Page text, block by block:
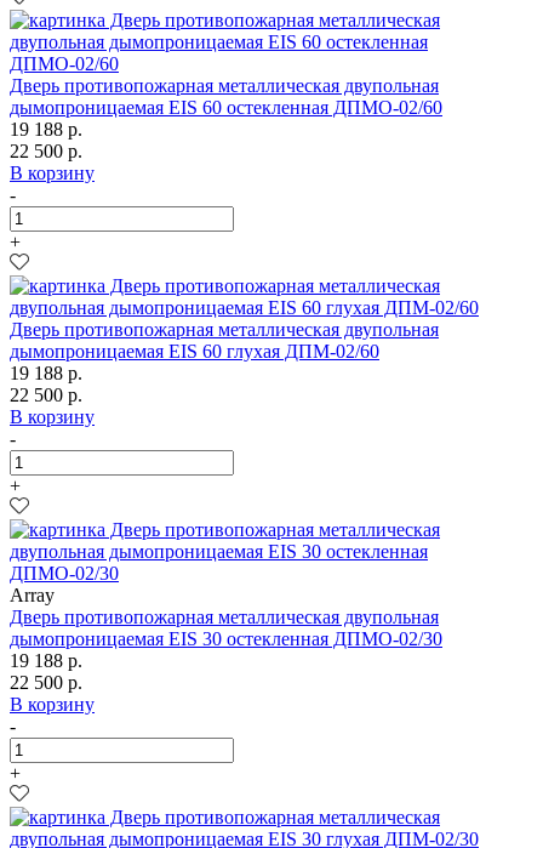
Дверь противопожарная металлическая двупольная
дымопроницаемая EIS 60 остекленная ДПМО-02/60
19 188 р.
22 500 р.
В корзину
-
+
Дверь противопожарная металлическая двупольная
дымопроницаемая EIS 60 глухая ДПМ-02/60
19 188 р.
22 500 р.
В корзину
-
+
Array
Дверь противопожарная металлическая двупольная
дымопроницаемая EIS 30 остекленная ДПМО-02/30
19 188 р.
22 500 р.
В корзину
-
+